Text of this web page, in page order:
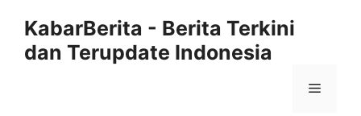
KabarBerita - Berita Terkini
dan Terupdate Indonesia
Menu